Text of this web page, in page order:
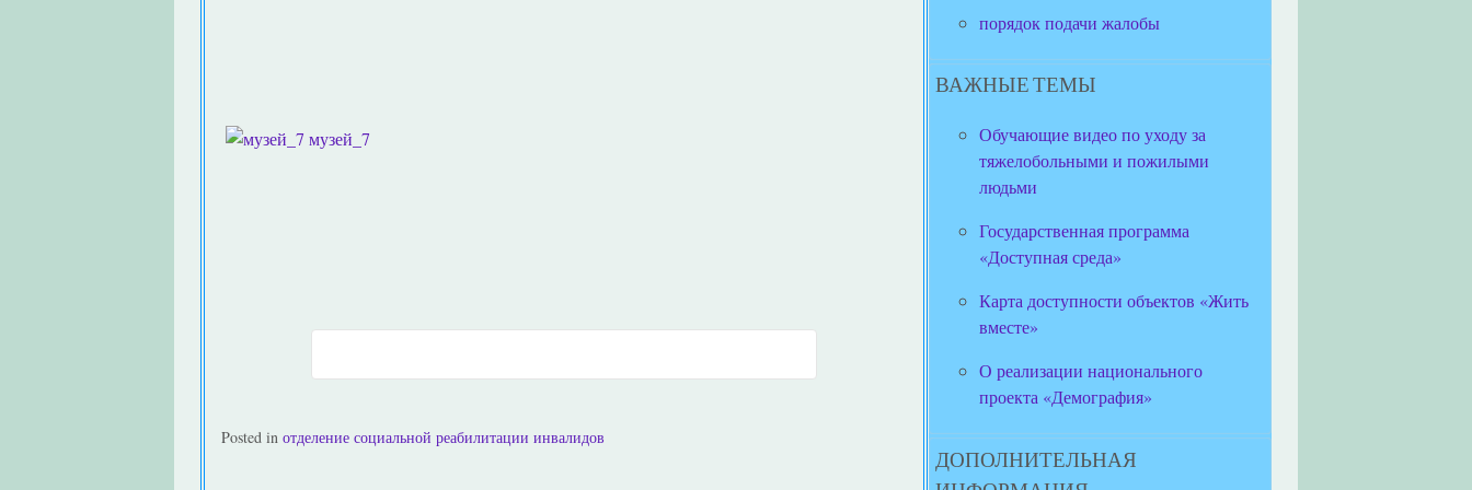
музей_7
Posted in отделение социальной реабилитации инвалидов
порядок подачи жалобы
ВАЖНЫЕ ТЕМЫ
Обучающие видео по уходу за
тяжелобольными и пожилыми
людьми
Государственная программа
«Доступная среда»
Карта доступности объектов «Жить
вместе»
О реализации национального
проекта «Демография»
ДОПОЛНИТЕЛЬНАЯ